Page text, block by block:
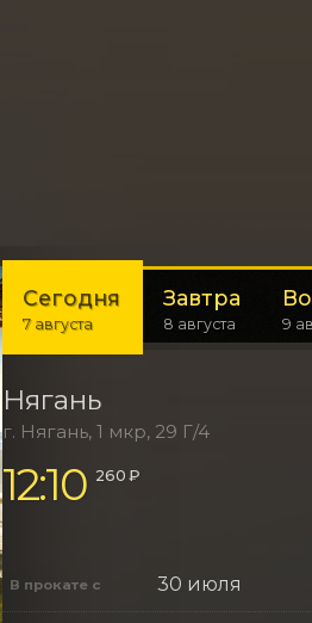
Сегодня
7 августа
Завтра
8 августа 9
Нягань
г. Нягань, 1 мкр, 29 Г/4
12:10 260 ₽
В прокате с 30 июля